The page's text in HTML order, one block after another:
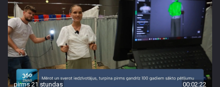
pirms 21 stundas 00:02:22